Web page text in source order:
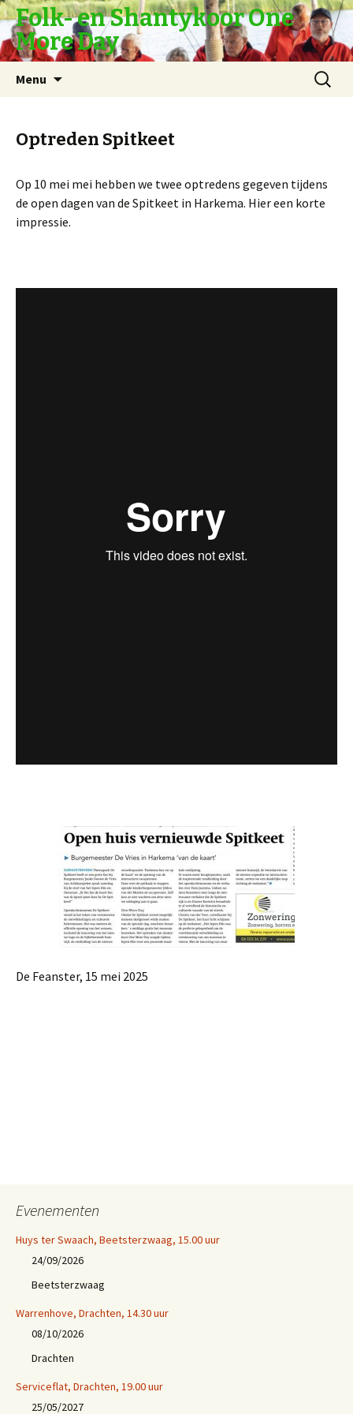
Folk- en Shantykoor One
More Day
Menu
springen
Zoeken
naar:
Optreden Spitkeet
Op 10 mei mei hebben we twee optredens gegeven tijdens
de open dagen van de Spitkeet in Harkema. Hier een korte
impressie.
De Feanster, 15 mei 2025
Evenementen
Huys ter Swaach, Beetsterzwaag, 15.00 uur
24/09/2026
Beetsterzwaag
Warrenhove, Drachten, 14.30 uur
08/10/2026
Drachten
Serviceflat, Drachten, 19.00 uur
25/05/2027